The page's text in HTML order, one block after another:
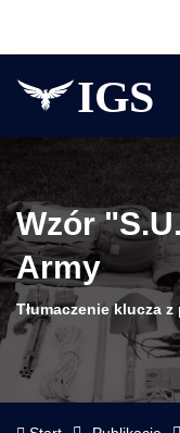
Wzór
Army
Tłumaczenie klucza